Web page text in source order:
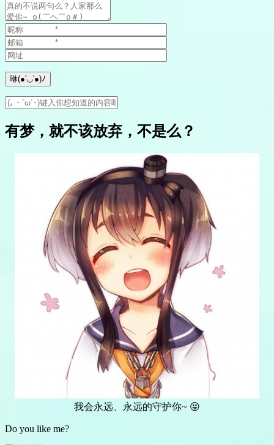
有梦，就不该放弃，不是么？
我会永远、永远的守护你~ 😝
Do you like me?